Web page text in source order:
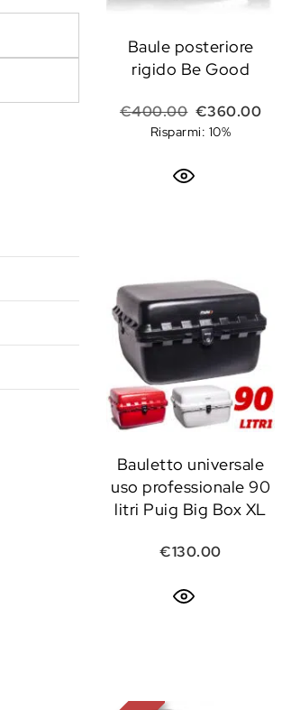
Baule posteriore
rigido Be Good
€400.00 Il prezzo
€360.00Il
Risparmi: 10%
Bauletto universale
uso professionale 90
litri Puig Big Box XL
€130.00